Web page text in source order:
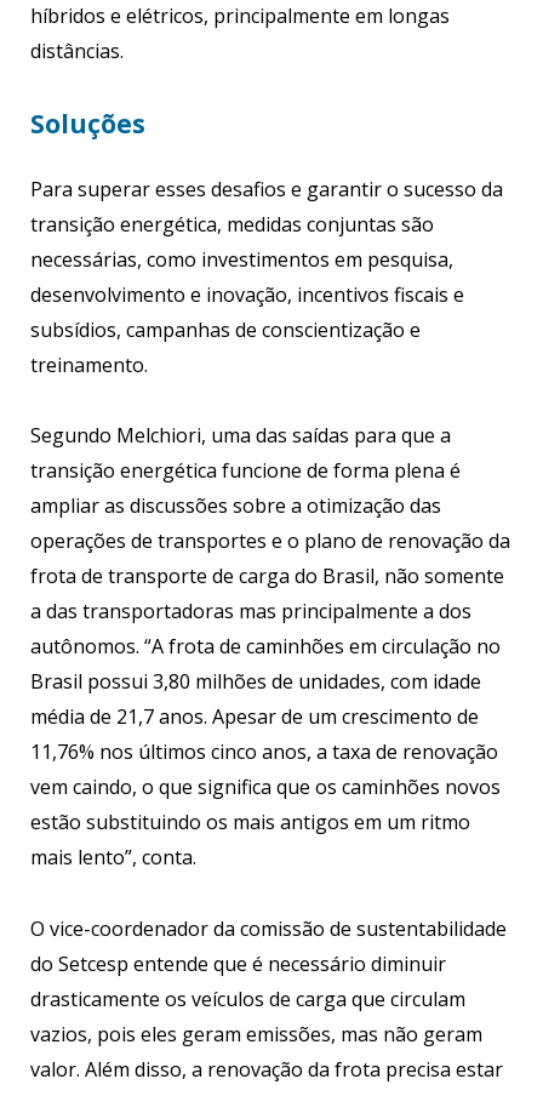
híbridos e elétricos, principalmente em longas
distâncias.
Soluções
Para superar esses desafios e garantir o sucesso da
transição energética, medidas conjuntas são
necessárias, como investimentos em pesquisa,
desenvolvimento e inovação, incentivos fiscais e
subsídios, campanhas de conscientização e
treinamento.
Segundo Melchiori, uma das saídas para que a
transição energética funcione de forma plena é
ampliar as discussões sobre a otimização das
operações de transportes e o plano de renovação da
frota de transporte de carga do Brasil, não somente
a das transportadoras mas principalmente a dos
autônomos. “A frota de caminhões em circulação no
Brasil possui 3,80 milhões de unidades, com idade
média de 21,7 anos. Apesar de um crescimento de
11,76% nos últimos cinco anos, a taxa de renovação
vem caindo, o que significa que os caminhões novos
estão substituindo os mais antigos em um ritmo
mais lento”, conta.
O vice-coordenador da comissão de sustentabilidade
do Setcesp entende que é necessário diminuir
drasticamente os veículos de carga que circulam
vazios, pois eles geram emissões, mas não geram
valor. Além disso, a renovação da frota precisa estar